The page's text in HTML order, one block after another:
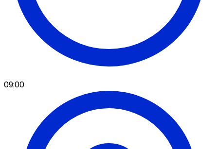
09:00